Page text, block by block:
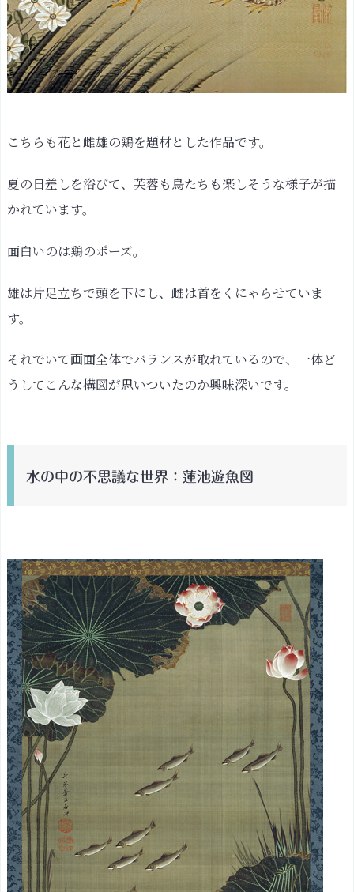
こちらも花と雌雄の鶏を題材とした作品です。
夏の日差しを浴びて、芙蓉も鳥たちも楽しそうな様子が描
かれています。
面白いのは鶏のポーズ。
雄は片足立ちで頭を下にし、雌は首をくにゃらせていま
す。
それでいて画面全体でバランスが取れているので、一体ど
うしてこんな構図が思いついたのか興味深いです。
水の中の不思議な世界：蓮池遊魚図